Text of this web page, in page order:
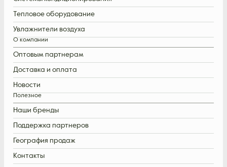
Тепловое оборудование
Увлажнители воздуха
О компании
Оптовым партнерам
Доставка и оплата
Новости
Полезное
Наши бренды
Поддержка партнеров
География продаж
Контакты